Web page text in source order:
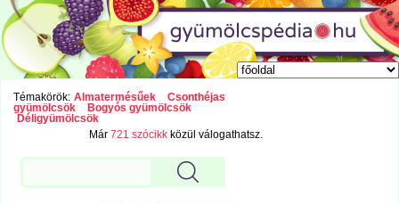
Témakörök: Almatermésűek
Csonthéjas
gyümölcsök
Bogyós gyümölcsök
Déligyümölcsök
Már721 szócikk közül válogathatsz.